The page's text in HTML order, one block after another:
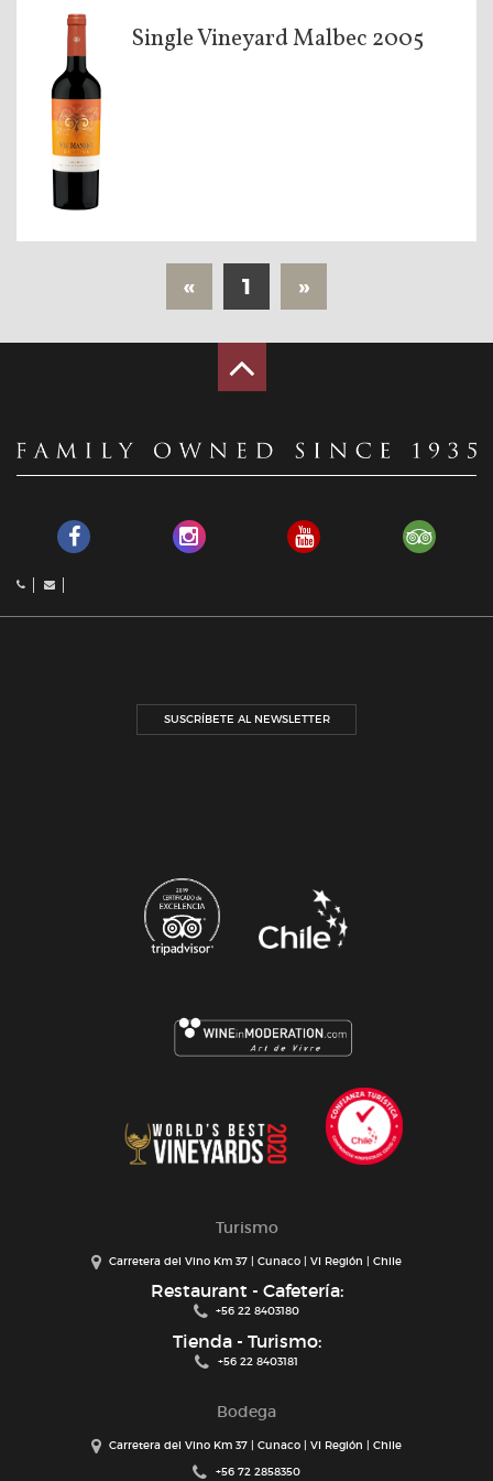
Single Vineyard Malbec 2005
« 1 »
SUSCRÍBETE AL NEWSLETTER
Turismo
Carretera del Vino Km 37 | Cunaco | VI Región | Chile
Restaurant - Cafetería:
+56 22 8403180
Tienda - Turismo:
+56 22 8403181
Bodega
Carretera del Vino Km 37 | Cunaco | VI Región | Chile
+56 72 2858350